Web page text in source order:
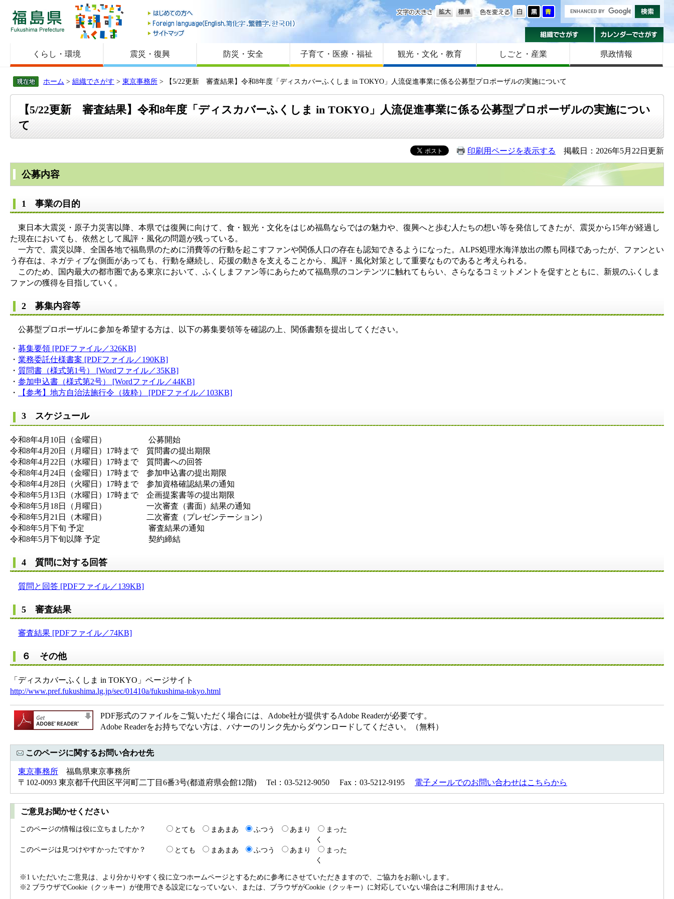
福島県
はじめての方へ
Foreign language
サイトマップ
色を変える
文字の大きさ
組織でさがす
くらし・環境 震災・復興 防災・安全 子育て・医療・福祉 観光・文化・教育 しごと・産業 県政情報
ホーム > 組織でさがす > 東京事務所 > 【5/22更新 審査結果】令和8年度「ディスカバーふくしま in TOKYO」人流促進事業に係る公募型プロポーザルの実施について
【5/22更新 審査結果】令和8年度「ディスカバーふくしま in TOKYO」人流促進事業に係る公募型プロポーザルの実施につい
て
印刷用ページを表示する 掲載日：2026年5月22日更新
公募内容
1 事業の目的
東日本大震災・原子力災害以降、本県では復興に向けて、食・観光・文化をはじめ福島ならではの魅力や、復興へと歩む人たちの想い等を発信してきたが、震災から15年が経過し
た現在においても、依然として風評・風化の問題が残っている。
一方で、震災以降、全国各地で福島県のために消費等の行動を起こすファンや関係人口の存在も認知できるようになった。ALPS処理水海洋放出の際も同様であったが、ファンとい
う存在は、ネガティブな側面があっても、行動を継続し、応援の動きを支えることから、風評・風化対策として重要なものであると考えられる。
このため、国内最大の都市圏である東京において、ふくしまファン等にあらためて福島県のコンテンツに触れてもらい、さらなるコミットメントを促すとともに、新規のふくしま
ファンの獲得を目指していく。
2 募集内容等
公募型プロポーザルに参加を希望する方は、以下の募集要領等を確認の上、関係書類を提出してください。
・ 募集要領 [PDFファイル／326KB]
・ 業務委託仕様書案 [PDFファイル／190KB]
・ 質問書（様式第1号） [Wordファイル／35KB]
・ 参加申込書（様式第2号） [Wordファイル／44KB]
・
【参考】地方自治法施行令（抜粋） [PDFファイル／103KB]
3 スケジュール
令和8年4月10日（金曜日） 公募開始
​令和8年4月20日（月曜日）17時まで 質問書の提出期限
​令和8年4月22日（水曜日）17時まで 質問書への回答
​令和8年4月24日（金曜日）17時まで 参加申込書の提出期限
​令和8年4月28日（火曜日）17時まで 参加資格確認結果の通知
​令和8年5月13日（水曜日）17時まで 企画提案書等の提出期限
​令和8年5月18日（月曜日） 一次審査（書面）結果の通知
​令和8年5月21日（木曜日） 二次審査（プレゼンテーション）
​令和8年5月下旬 予定 審査結果の通知
​令和8年5月下旬以降 予定 契約締結
4 質問に対する回答
質問と回答 [PDFファイル／139KB]
5 審査結果
審査結果 [PDFファイル／74KB]
６ その他
「ディスカバーふくしま in TOKYO」ページサイト
http://www.pref.fukushima.lg.jp/sec/01410a/fukushima-tokyo.html
PDF形式のファイルをご覧いただく場合には、Adobe社が提供するAdobe Readerが必要です。
Adobe Readerをお持ちでない方は、バナーのリンク先からダウンロードしてください。（無料）
このページに関するお問い合わせ先
東京事務所 福島県東京事務所
〒102-0093 東京都千代田区平河町二丁目6番3号(都道府県会館12階) Tel：03-5212-9050 Fax：03-5212-9195 電子メールでのお問い合わせはこちらから
ご意見お聞かせください
このページの情報は役に立ちましたか？ とても まあまあ ふつう あまり
まった
く
このページは見つけやすかったですか？
とても まあまあ ふつう あまり
まった
く
※1 いただいたご意見は、より分かりやすく役に立つホームページとするために参考にさせていただきますので、ご協力をお願いします。
※2 ブラウザでCookie（クッキー）が使用できる設定になっていない、または、ブラウザがCookie（クッキー）に対応していない場合はご利用頂けません。